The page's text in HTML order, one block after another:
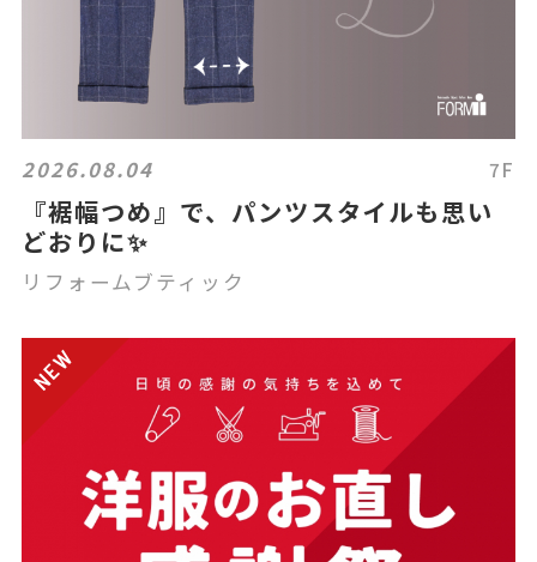
2026.08.04 7F
『裾幅つめ』で、パンツスタイルも思い
どおりに✨
リフォームブティック